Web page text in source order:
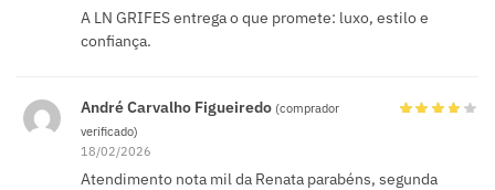
A LN GRIFES entrega o que promete: luxo, estilo e
confiança.
André Carvalho Figueiredo (comprador
verificado)
18/02/2026
Atendimento nota mil da Renata parabéns, segunda